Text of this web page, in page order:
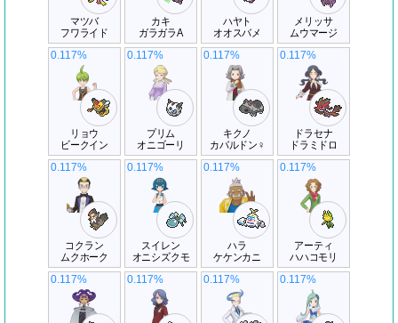
マツバ
フワライド
カキ
ガラガラA
ハヤト
オオスバメ
メリッサ
ムウマージ
リョウ
ビークイン
0.117%
プリム
オニゴーリ
0.117%
キクノ
カバルドン♀
0.117%
ドラセナ
ドラミドロ
0.117%
コクラン
ムクホーク
0.117%
スイレン
オニシズクモ
0.117%
ハラ
ケケンカニ
0.117%
アーティ
ハハコモリ
0.117%
0.117% 0.117% 0.117% 0.117%